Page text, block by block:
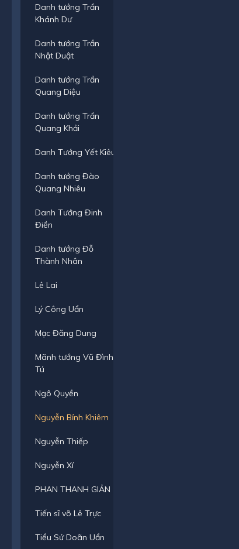
Danh tướng Trần
Khánh Dư
Danh tướng Trần
Nhật Duật
Danh tướng Trần
Quang Diệu
Danh tướng Trần
Quang Khải
Danh Tướng Yết Kiêu
Danh tướng Đào
Quang Nhiêu
Danh Tướng Đinh
Điền
Danh tướng Đỗ
Thành Nhân
Lê Lai
Lý Công Uẩn
Mạc Đăng Dung
Mãnh tướng Vũ Đình
Tú
Ngô Quyền
Nguyễn Bỉnh Khiêm
Nguyễn Thiếp
Nguyễn Xí
PHAN THANH GIẢN
Tiến sĩ võ Lê Trực
Tiểu Sử Doãn Uẩn